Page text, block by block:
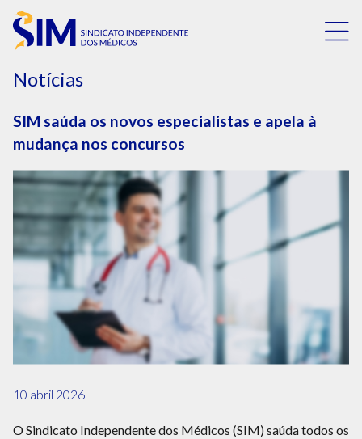
Notícias
SIM saúda os novos especialistas e apela à
mudança nos concursos
10 abril 2026
O Sindicato Independente dos Médicos (SIM) saúda todos os